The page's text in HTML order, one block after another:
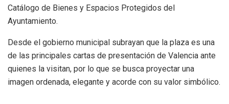
Catálogo de Bienes y Espacios Protegidos del
Ayuntamiento.
Desde el gobierno municipal subrayan que la plaza es una
de las principales cartas de presentación de Valencia ante
quienes la visitan, por lo que se busca proyectar una
imagen ordenada, elegante y acorde con su valor simbólico.